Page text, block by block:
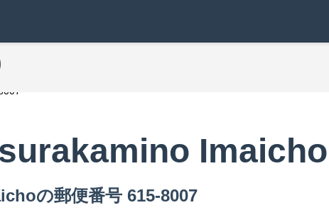
Imaicho
の郵便番号 615-8007